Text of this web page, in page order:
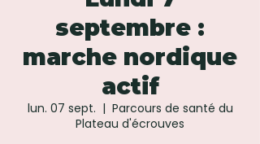
septembre :
marche nordique
actif
lun. 07 sept.
  |
Parcours de santé du
Plateau d'écrouves